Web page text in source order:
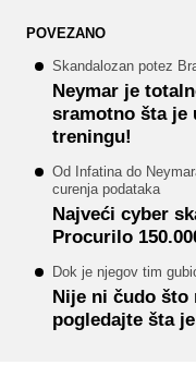
POVEZANO
Skandalozan potez
Neymar je
sramotno šta je
treningu!
Od Infatina do
curenja podataka
Najveći cyber
Procurilo
Dok je njegov tim
Nije ni čudo što
pogledajte šta